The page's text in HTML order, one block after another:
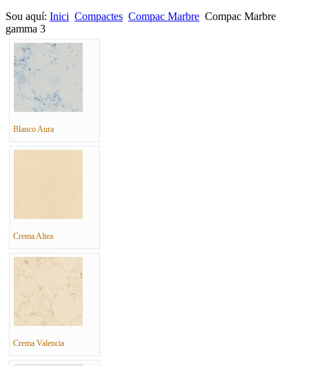
Sou aquí: Inici Compactes Compac Marbre Compac Marbre
gamma 3
Blanco Aura
Crema Altea
Crema Valencia